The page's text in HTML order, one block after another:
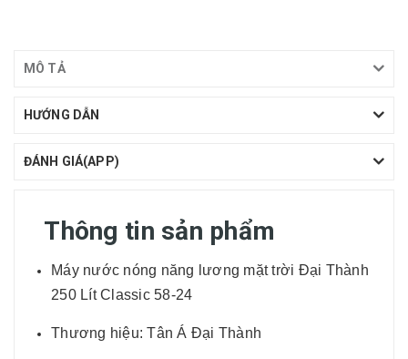
MÔ TẢ
HƯỚNG DẪN
ĐÁNH GIÁ(APP)
Thông tin sản phẩm
Máy nước nóng năng lương mặt trời Đại Thành
250 Lít Classic 58-24
Thương hiệu: Tân Á Đại Thành